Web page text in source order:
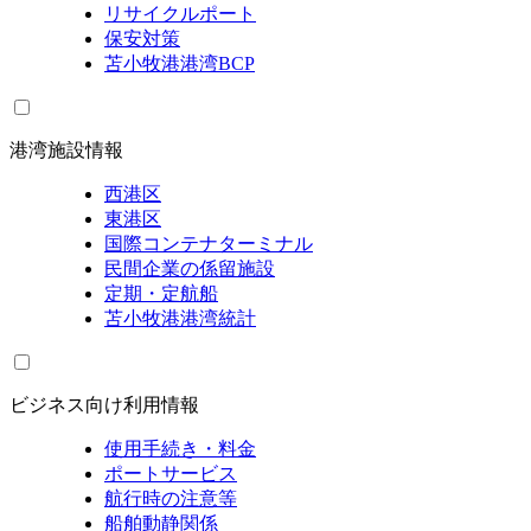
リサイクルポート
保安対策
苫小牧港港湾BCP
港湾施設情報
西港区
東港区
国際コンテナターミナル
民間企業の係留施設
定期・定航船
苫小牧港港湾統計
ビジネス向け利用情報
使用手続き・料金
ポートサービス
航行時の注意等
船舶動静関係